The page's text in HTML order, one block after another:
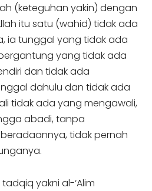
(keteguhan yakin) dengan
itu satu (wahid) tidak ada
ia tunggal yang tidak ada
yang tidak ada
dan tidak ada
dahulu dan tidak ada
tidak ada yang mengawali,
abadi, tanpa
tidak pernah
yakni al-‘Alim